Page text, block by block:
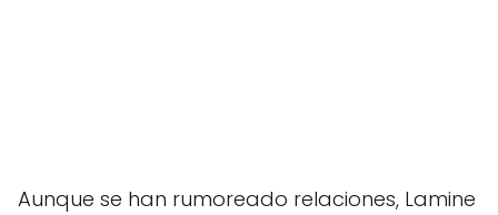
Aunque se han rumoreado relaciones, Lamine